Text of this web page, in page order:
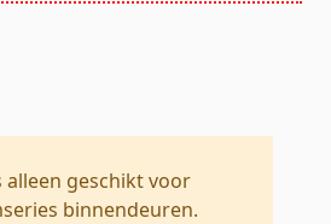
geschikt voor
binnendeuren.